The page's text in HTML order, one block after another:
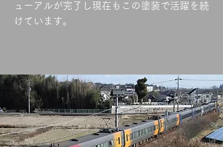
ューアルが完了し現在もこの塗装で活躍を続
けています。